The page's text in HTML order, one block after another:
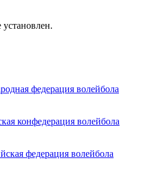
федерация волейбола
конфедерация волейбола
федерация волейбола